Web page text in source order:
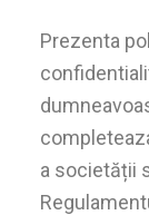
Prezenta
a societății